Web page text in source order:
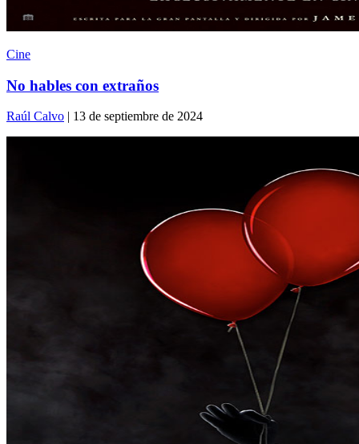
Cine
No hables con extraños
Raúl Calvo | 13 de septiembre de 2024